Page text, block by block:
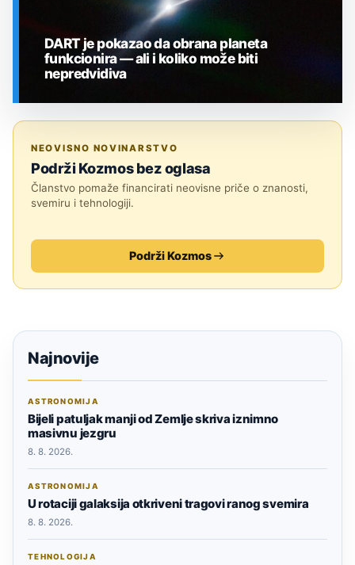
DART je pokazao da obrana planeta
funkcionira — ali i koliko može biti
nepredvidiva
NEOVISNO NOVINARSTVO
Podrži Kozmos bez oglasa
Članstvo pomaže financirati neovisne priče o znanosti,
svemiru i tehnologiji.
Podrži Kozmos
Najnovije
ASTRONOMIJA
Bijeli patuljak manji od Zemlje skriva iznimno
masivnu jezgru
8. 8. 2026.
ASTRONOMIJA
U rotaciji galaksija otkriveni tragovi ranog svemira
8. 8. 2026.
TEHNOLOGIJA